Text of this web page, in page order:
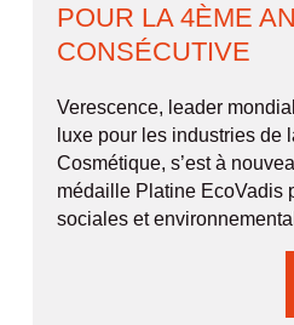
POUR LA 4ÈME
CONSÉCUTIVE
Verescence, leader
luxe pour les industries de
Cosmétique, s’est à
médaille Platine EcoVadis
sociales et